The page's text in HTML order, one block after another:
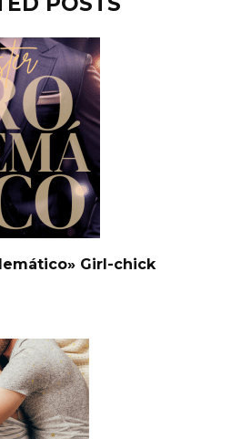
Girl-chick